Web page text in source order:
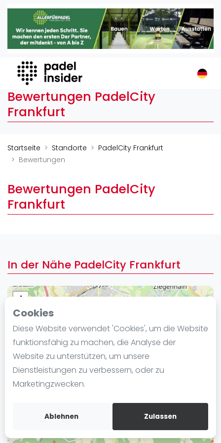
Cookies
Diese Website verwendet 'Cookies', um die Website
funktionsfähig zu machen, die Analyse der
Website zu unterstützen, um unsere
Dienstleistungen zu verbessern, oder zu
Marketingzwecken.
Ablehnen Zulassen
Padel Insider
Home
Organisationen
Buchungssysteme
Padel-Shops
Padel-Marken
Verschiedenes
Veranstaltungen
Turniere
International
Playtomic
Frauen
FIP Frauen
Blog
Die Geschichte von Padel
Regeln und Punktzählung
Padel Schläge
Video
Bewertungen PadelCity
Frankfurt
Startseite Standorte
PadelCity Frankfurt
Bewertungen
Bewertungen PadelCity
Frankfurt
In der Nähe PadelCity Frankfurt
+
−